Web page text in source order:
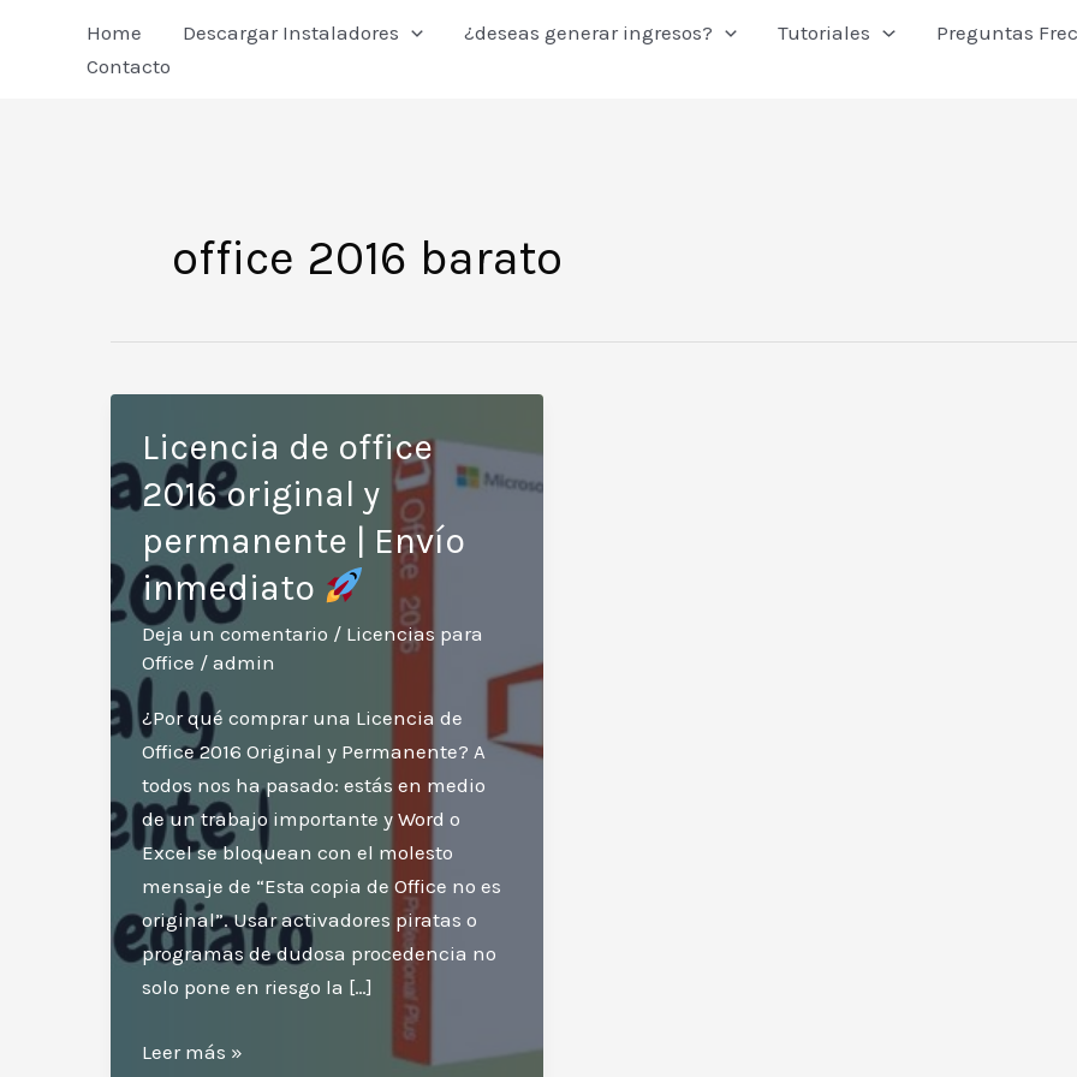
Home Descargar Instaladores ¿deseas generar ingresos? Tutoriales Preguntas
Contacto
office 2016 barato
Licencia de office
2016 original y
permanente | Envío
inmediato
Deja un comentario / Licencias para
Office / admin
¿Por qué comprar una Licencia de
Office 2016 Original y Permanente? A
todos nos ha pasado: estás en medio
de un trabajo importante y Word o
Excel se bloquean con el molesto
mensaje de “Esta copia de Office no es
original”. Usar activadores piratas o
programas de dudosa procedencia no
solo pone en riesgo la […]
Licencia
Leer más »